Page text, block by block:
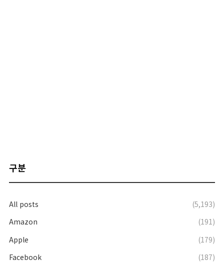
구분
All posts
(5,193)
Amazon
(191)
Apple
(179)
Facebook
(187)